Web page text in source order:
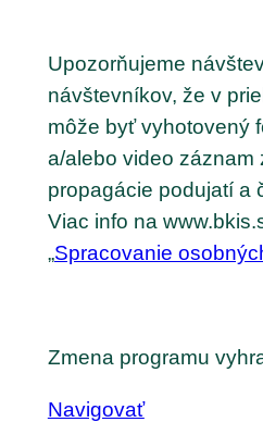
Upozorňujeme
návštevníkov, že v
môže byť vyhotovený
a/alebo video záznam
propagácie podujatí a
Viac info na
„Spracovanie
Zmena programu
Navigovať